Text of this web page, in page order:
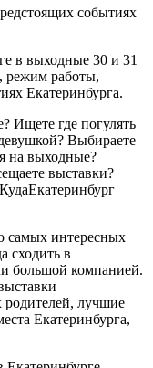
событиях
в выходные 30 и 31
режим работы,
Екатеринбурга.
Ищете где погулять
Выбираете
на выходные?
выставки?
самых интересных
сходить в
большой компанией.
родителей, лучшие
Екатеринбурга,